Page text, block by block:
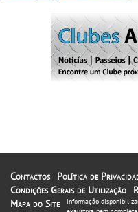
Contactos
Política de
Condições Gerais de Utilização
Mapa do Site
informação